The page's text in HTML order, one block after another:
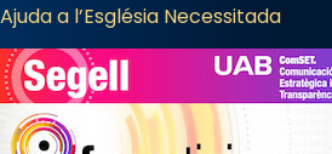
Ajuda a l’Església Necessitada